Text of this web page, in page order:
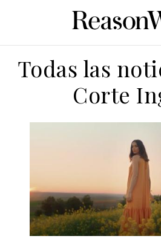
Todas las
Corte